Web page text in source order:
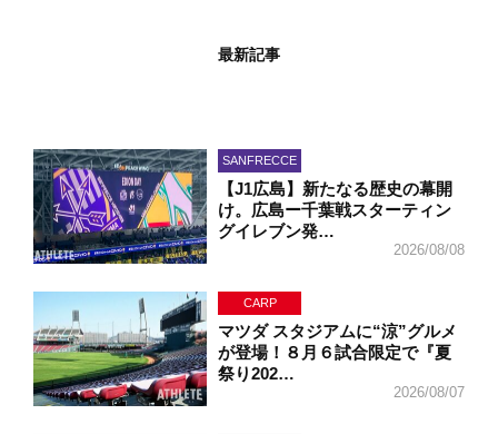
最新記事
SANFRECCE
【J1広島】新たなる歴史の幕開
け。広島ー千葉戦スターティン
グイレブン発…
2026/08/08
CARP
マツダ スタジアムに“涼”グルメ
が登場！８月６試合限定で『夏
祭り202…
2026/08/07